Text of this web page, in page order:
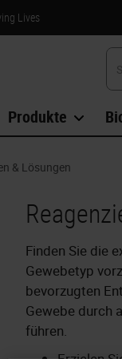
Lives
Produkte
& Lösungen
Finden Sie die
Gewebetyp
bevorzugten
Gewebe durch
führen.